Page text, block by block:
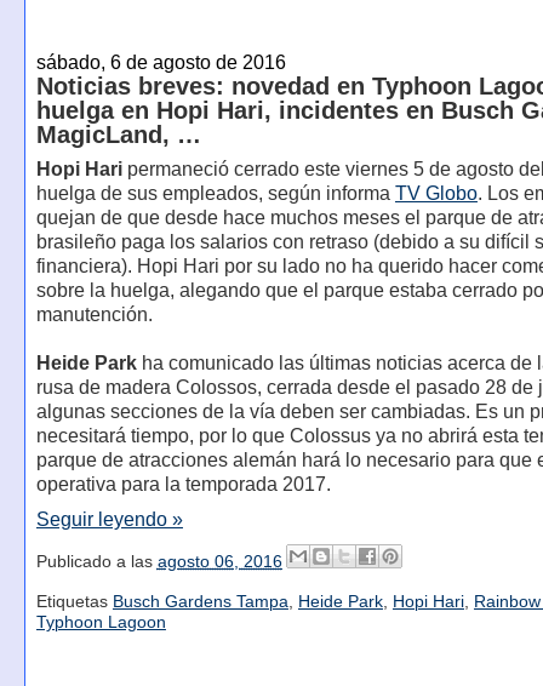
sábado, 6 de agosto de 2016
Noticias breves: novedad en Typhoon
huelga en Hopi Hari, incidentes en Busch
MagicLand, …
Hopi Haripermaneció cerrado este viernes 5 de agosto
huelga de sus empleados, según informa TV Globo. Los
quejan de que desde hace muchos meses el parque de
brasileño paga los salarios con retraso (debido a su difícil
financiera). Hopi Hari por su lado no ha querido hacer
sobre la huelga, alegando que el parque estaba cerrado
manutención.
Heide Parkha comunicado las últimas noticias acerca de
rusa de madera Colossos, cerrada desde el pasado 28 de
algunas secciones de la vía deben ser cambiadas. Es un
necesitará tiempo, por lo que Colossus ya no abrirá esta
parque de atracciones alemán hará lo necesario para que
operativa para la temporada 2017.
Seguir leyendo »
Publicado a las agosto 06, 2016
Etiquetas Busch Gardens Tampa, Heide Park, Hopi Hari,
Typhoon Lagoon